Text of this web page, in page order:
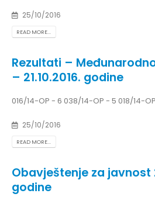
25/10/2016
READ MORE...
Rezultati –
– 21.10.2016. godine
016/14-OP - 6 038/14-OP - 5 018/14-
25/10/2016
READ MORE...
Obavještenje za javnost
godine